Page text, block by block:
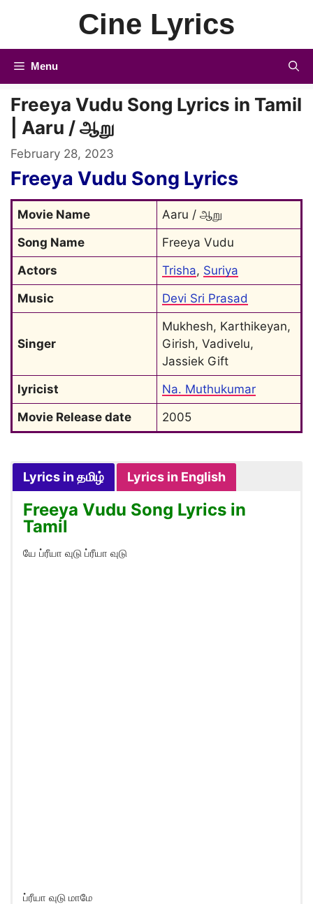
Cine Lyrics
Menu
Freeya Vudu Song Lyrics in Tamil
| Aaru / ஆறு
February 28, 2023
Freeya Vudu Song Lyrics
Movie Name
Aaru / ஆறு
Song Name
Freeya Vudu
Actors
Trisha, Suriya
Music
Devi Sri Prasad
Singer
Mukhesh, Karthikeyan,
Girish, Vadivelu,
Jassiek Gift
lyricist
Na. Muthukumar
Movie Release date
2005
Lyrics in தமிழ் Lyrics in English
Freeya Vudu Song Lyrics in
Tamil
யே ப்ரீயா வுடு ப்ரீயா வுடு
ப்ரீயா வுடு மாமே